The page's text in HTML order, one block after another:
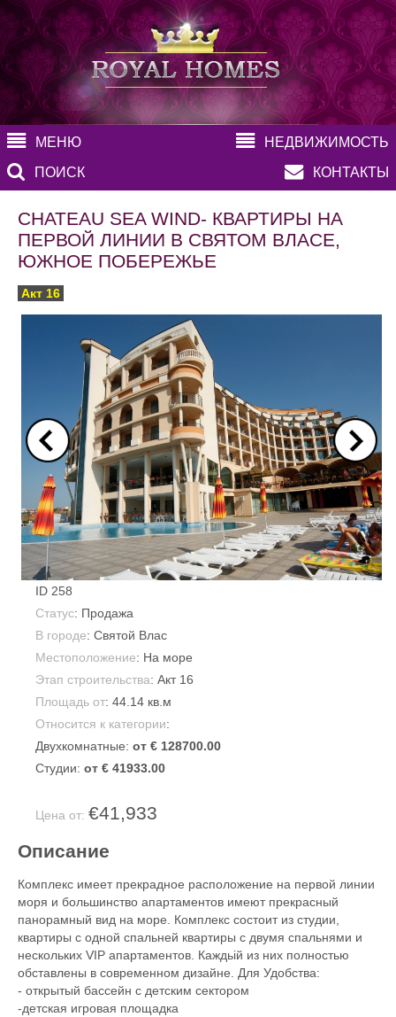
МЕНЮ
НЕДВИЖИМОСТЬ
ПОИСК
КОНТАКТЫ
CHATEAU SEA WIND- КВАРТИРЫ НА
ПЕРВОЙ ЛИНИИ В СВЯТОМ ВЛАСЕ,
ЮЖНОЕ ПОБЕРЕЖЬЕ
Акт 16
ID 258
Статус: Продажа
В городе: Святой Влас
Местоположение: На море
Этап строительства: Акт 16
Площадь от: 44.14 кв.м
Относится к категории:
Двухкомнатные: от € 128700.00
Студии: от € 41933.00
Цена от: €41,933
Описание
Комплекс имеет прекрадное расположение на первой линии
моря и большинство апартаментов имеют прекрасный
панорамный вид на море. Комплекс состоит из студии,
квартиры с одной спальней квартиры с двумя спальнями и
нескольких VIP апартаментов. Каждьiй из них полностью
обставлены в современном дизайне. Для Удобства:
- открытый бассейн с детским сектором
-детская игровая площадка